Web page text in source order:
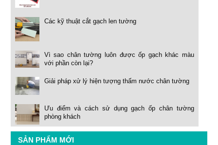
Các kỹ thuật cắt gạch len tường
Vì sao chân tường luôn được ốp gạch khác màu
với phần còn lại?
Giải pháp xử lý hiện tượng thấm nước chân tường
Ưu điểm và cách sử dụng gạch ốp chân tường
phòng khách
SẢN PHẨM MỚI